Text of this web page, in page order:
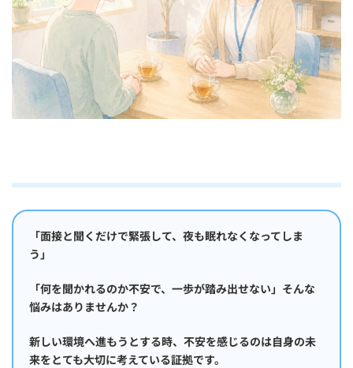
「面接と聞くだけで緊張して、夜も眠れなくなってしま
う」
「何を聞かれるのか不安で、一歩が踏み出せない」そんな
悩みはありませんか？
新しい環境へ進もうとする時、不安を感じるのは自身の未
来をとても大切に考えている証拠です。